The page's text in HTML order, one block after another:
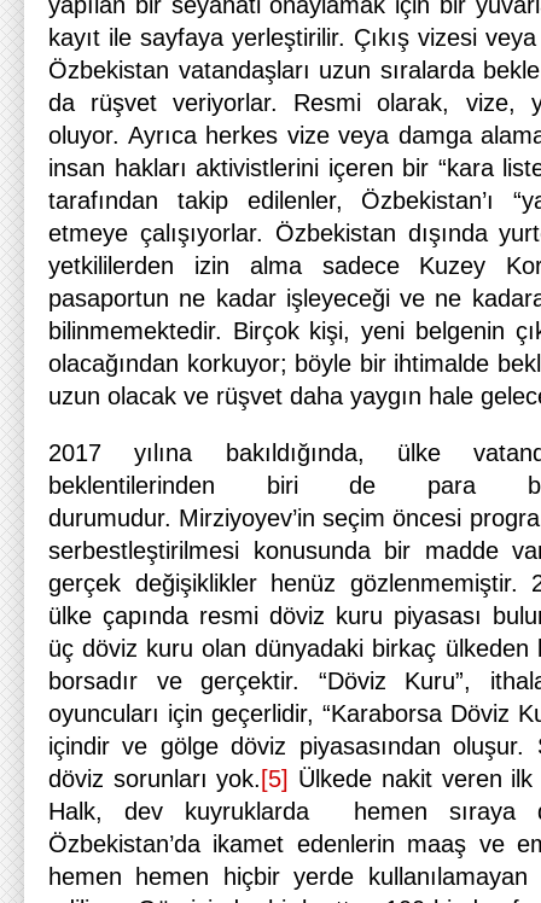
kayıt ile sayfaya yerleştirilir. Çıkış vizesi
Özbekistan vatandaşları uzun sıralarda
da rüşvet veriyorlar. Resmi olarak, vize,
oluyor. Ayrıca herkes vize veya damga
insan hakları aktivistlerini içeren bir “kara
tarafından takip edilenler, Özbekistan’ı
etmeye çalışıyorlar. Özbekistan dışında
yetkililerden izin alma sadece Kuzey
pasaportun ne kadar işleyeceği ve ne
bilinmemektedir. Birçok kişi, yeni belgenin
olacağından korkuyor; böyle bir ihtimalde
uzun olacak ve rüşvet daha yaygın hale
2017 yılına bakıldığında, ülke
beklentilerinden biri de para
durumudur. Mirziyoyev’in seçim öncesi
serbestleştirilmesi konusunda bir madde
gerçek değişiklikler henüz gözlenmemiştir.
ülke çapında resmi döviz kuru piyasası
üç döviz kuru olan dünyadaki birkaç
borsadır ve gerçektir. “Döviz Kuru”,
oyuncuları için geçerlidir, “Karaborsa Döviz
içindir ve gölge döviz piyasasından oluşur.
döviz sorunları yok. [5] Ülkede nakit veren ilk
Halk, dev kuyruklarda hemen sıraya
Özbekistan’da ikamet edenlerin maaş ve
hemen hemen hiçbir yerde